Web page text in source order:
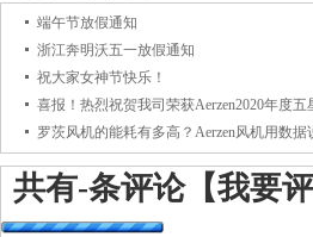
端午节放假通知
浙江奔明沃五一放假通知
祝大家女神节快乐！
喜报！热烈祝贺我司荣获Aerzen2020年度
共有-条评论【我要评